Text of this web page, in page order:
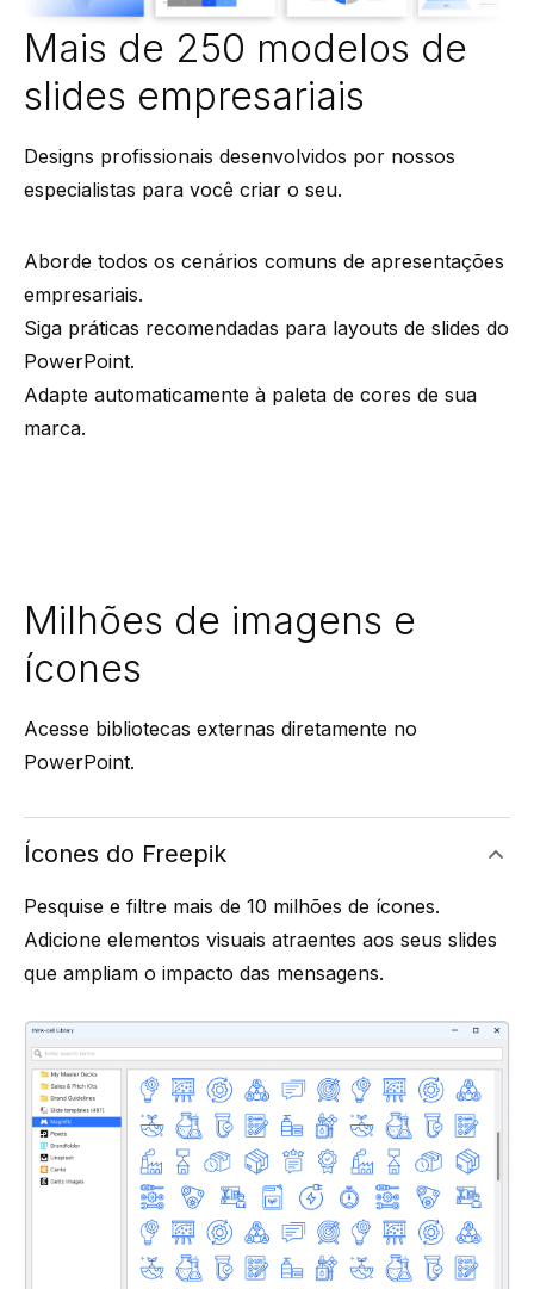
Mais de 250 modelos de
slides empresariais
Designs profissionais desenvolvidos por nossos
especialistas para você criar o seu.
Aborde todos os cenários comuns de apresentações
empresariais.
Siga práticas recomendadas para layouts de slides do
PowerPoint.
Adapte automaticamente à paleta de cores de sua
marca.
Milhões de imagens e
ícones
Acesse bibliotecas externas diretamente no
PowerPoint.
Ícones do Freepik
Pesquise e filtre mais de 10 milhões de ícones.
Adicione elementos visuais atraentes aos seus slides
que ampliam o impacto das mensagens.